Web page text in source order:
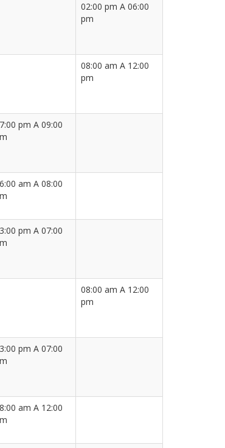
02:00 pm A 06:00
pm
08:00 am A 12:00
pm
pm A 09:00
am A 08:00
pm A 07:00
08:00 am A 12:00
pm
pm A 07:00
am A 12:00